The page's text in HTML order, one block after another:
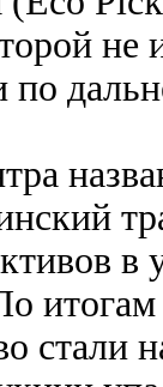
не
в
стали